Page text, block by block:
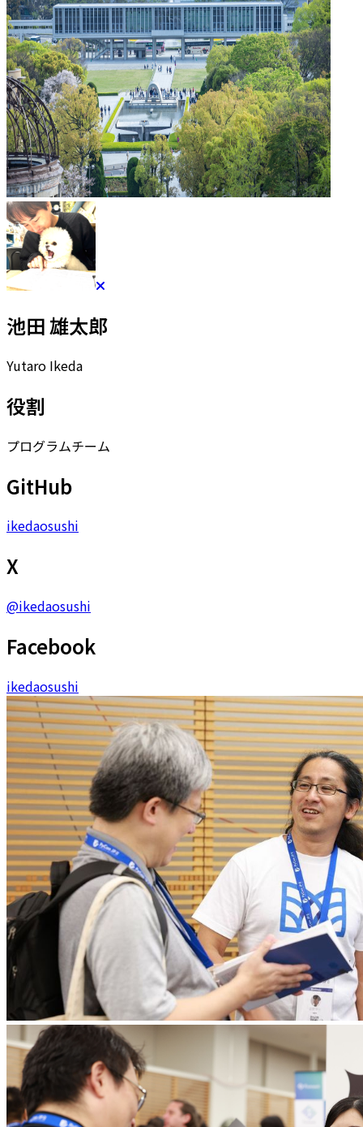
池田 雄太郎
Yutaro Ikeda
役割
プログラムチーム
GitHub
ikedaosushi
X
@ikedaosushi
Facebook
ikedaosushi